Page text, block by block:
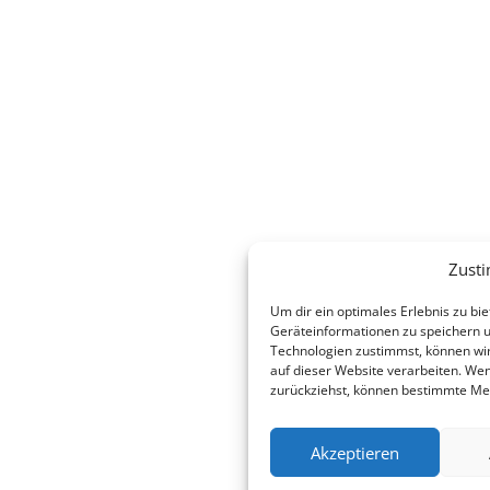
Um dir ein optimales Erlebnis zu
Geräteinformationen zu speichern
Technologien zustimmst, können
auf dieser Website verarbeiten.
zurückziehst, können bestimmte
Akzeptieren